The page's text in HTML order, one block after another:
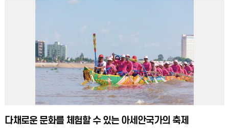
다채로운 문화를 체험할 수 있는 아세안국가의 축제